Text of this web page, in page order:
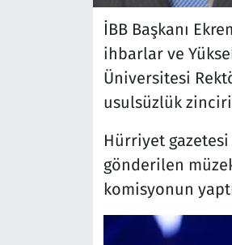
İBB Başkanı
ihbarlar ve
Üniversitesi
usulsüzlük
Hürriyet
gönderilen
komisyonun